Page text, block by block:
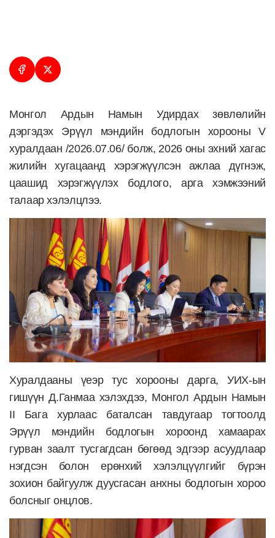
Монгол Ардын Намын Удирдах зөвлөлийн
дэргэдэх Эрүүл мэндийн бодлогын хорооны V
хуралдаан /2026.07.06/ болж, 2026 оны эхний хагас
жилийн хугацаанд хэрэгжүүлсэн ажлаа дүгнэж,
цаашид хэрэгжүүлэх бодлого, арга хэмжээний
талаар хэлэлцлээ.
Хуралдааны үеэр тус хорооны дарга, УИХ-ын
гишүүн Д.Ганмаа хэлэхдээ, Монгол Ардын Намын
II Бага хурлаас баталсан тавдугаар тогтоолд
Эрүүл мэндийн бодлогын хороонд хамаарах
гурван заалт тусгагдсан бөгөөд эдгээр асуудлаар
нэгдсэн болон ерөнхий хэлэлцүүлгийг бүрэн
зохион байгуулж дуусгасан анхны бодлогын хороо
болсныг онцлов.